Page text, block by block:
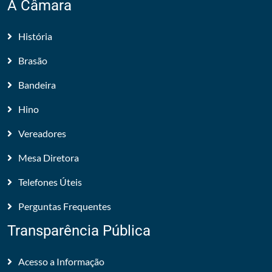
A Câmara
História
Brasão
Bandeira
Hino
Vereadores
Mesa Diretora
Telefones Úteis
Perguntas Frequentes
Transparência Pública
Acesso a Informação